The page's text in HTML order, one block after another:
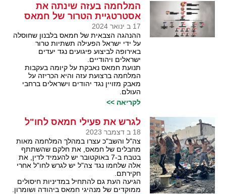
המלחמה בעזה שינתה את
אסטרטגיית הטרור של חמאס
17 ב ינואר 2024
ההנהגה הצבאית של חמאס בלבנון שחוסלה
על ידי ישראל הפעילה תשתיות טרור
באירופה לביצוע פיגועים נגד יעדים
ישראלים ויהודיים.
תנועת חמאס נאבקת על קיומה בעקבות
המלחמה ברצועת עזה והיא הכריזה על
מאבק מזויין נגד יהודים וישראלים ברחבי
העולם.
לקריאה >>
לגרש את פעילי חמאס לחו"ל
18 ב דצמבר 2023
צה"ל והשב"כ עצרו במהלך המלחמה מאות
מחבלים של חמאס, את חלקם שהשתתף
בטבח ב-7 באוקטובר יש להעמיד לדין, את
אלה שלחמו נגד צה"ל יש לגרש לחו"ל אחרי
חקירתם.
הגיעה העת גם להתחיל במדיניות חיסולים
ממוקדים של מנהיגי חמאס ביהודה ושומרון.